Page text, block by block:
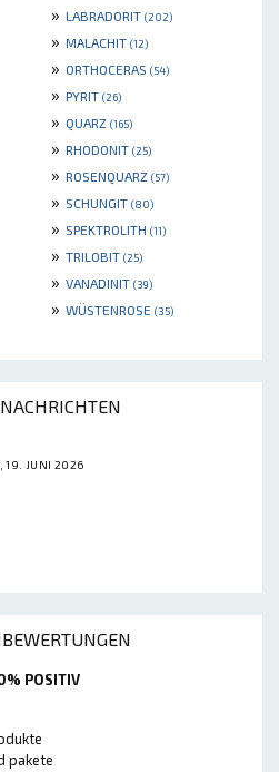
» LABRADORIT (202)
» MALACHIT (12)
» ORTHOCERAS (54)
» PYRIT (26)
» QUARZ (165)
» RHODONIT (25)
» ROSENQUARZ (57)
» SCHUNGIT (80)
» SPEKTROLITH (11)
» TRILOBIT (25)
» VANADINIT (39)
» WÜSTENROSE (35)
19. JUNI 2026
POSITIV
pakete